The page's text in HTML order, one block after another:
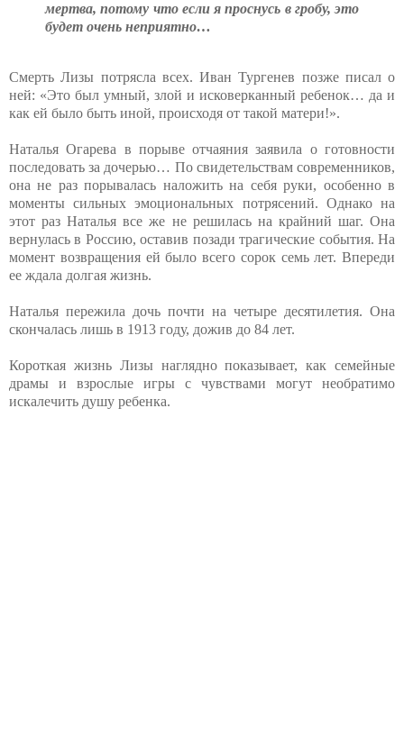
мертва, потому что если япроснусь в гробу, это
будет очень неприятно…
Смерть Лизы потрясла всех. Иван Тургенев позже писал о
ней: «Это был умный, злой и исковерканный ребенок… да и
как ей было быть иной, происходя от такой матери!».
Наталья Огарева в порыве отчаяния заявила о готовности
последовать за дочерью… По свидетельствам современников,
она не раз порывалась наложить на себя руки, особенно в
моменты сильных эмоциональных потрясений. Однако на
этот раз Наталья все же не решилась на крайний шаг. Она
вернулась в Россию, оставив позади трагические события. На
момент возвращения ей было всего сорок семь лет. Впереди
ее ждала долгая жизнь.
Наталья пережила дочь почти на четыре десятилетия. Она
скончалась лишь в 1913 году, дожив до 84 лет.
Короткая жизнь Лизы наглядно показывает, как семейные
драмы и взрослые игры с чувствами могут необратимо
искалечить душу ребенка.